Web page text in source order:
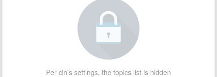
Per cin's settings, the topics list is hidden